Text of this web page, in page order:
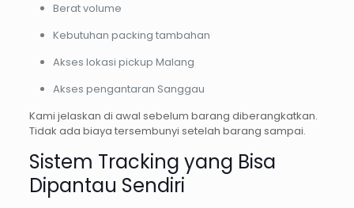
Berat volume
Kebutuhan packing tambahan
Akses lokasi pickup Malang
Akses pengantaran Sanggau
Kami jelaskan di awal sebelum barang diberangkatkan.
Tidak ada biaya tersembunyi setelah barang sampai.
Sistem Tracking yang Bisa
Dipantau Sendiri